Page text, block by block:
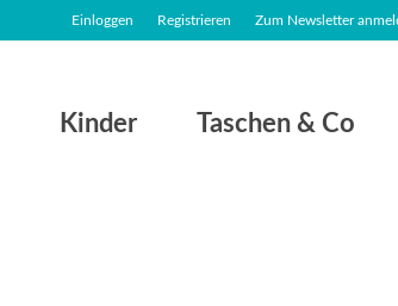
Einloggen Registrieren Zum Newsletter
Kinder Taschen & Co